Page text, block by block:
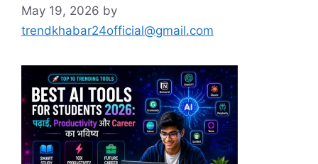
May 19, 2026 by
trendkhabar24official@gmail.com